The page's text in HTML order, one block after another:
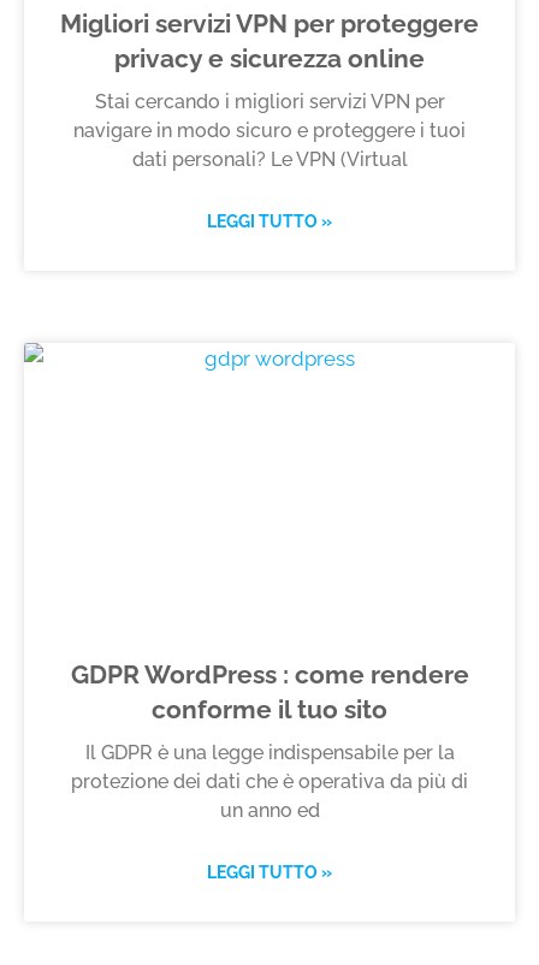
Migliori servizi VPN per proteggere
privacy e sicurezza online
Stai cercando i migliori servizi VPN per
navigare in modo sicuro e proteggere i tuoi
dati personali? Le VPN (Virtual
LEGGI TUTTO »
GDPR WordPress : come rendere
conforme il tuo sito
Il GDPR è una legge indispensabile per la
protezione dei dati che è operativa da più di
un anno ed
LEGGI TUTTO »